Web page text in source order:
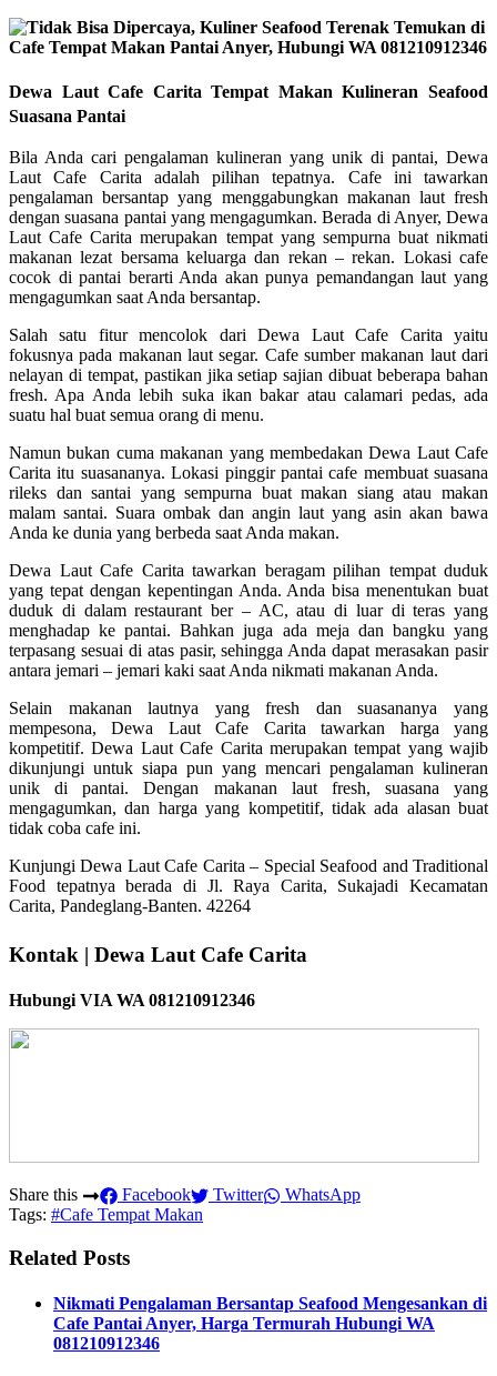
Dewa Laut Cafe Carita Tempat Makan Kulineran Seafood
Suasana Pantai
Bila Anda cari pengalaman kulineran yang unik di pantai, Dewa
Laut Cafe Carita adalah pilihan tepatnya. Cafe ini tawarkan
pengalaman bersantap yang menggabungkan makanan laut fresh
dengan suasana pantai yang mengagumkan. Berada di Anyer, Dewa
Laut Cafe Carita merupakan tempat yang sempurna buat nikmati
makanan lezat bersama keluarga dan rekan – rekan. Lokasi cafe
cocok di pantai berarti Anda akan punya pemandangan laut yang
mengagumkan saat Anda bersantap.
Salah satu fitur mencolok dari Dewa Laut Cafe Carita yaitu
fokusnya pada makanan laut segar. Cafe sumber makanan laut dari
nelayan di tempat, pastikan jika setiap sajian dibuat beberapa bahan
fresh. Apa Anda lebih suka ikan bakar atau calamari pedas, ada
suatu hal buat semua orang di menu.
Namun bukan cuma makanan yang membedakan Dewa Laut Cafe
Carita itu suasananya. Lokasi pinggir pantai cafe membuat suasana
rileks dan santai yang sempurna buat makan siang atau makan
malam santai. Suara ombak dan angin laut yang asin akan bawa
Anda ke dunia yang berbeda saat Anda makan.
Dewa Laut Cafe Carita tawarkan beragam pilihan tempat duduk
yang tepat dengan kepentingan Anda. Anda bisa menentukan buat
duduk di dalam restaurant ber – AC, atau di luar di teras yang
menghadap ke pantai. Bahkan juga ada meja dan bangku yang
terpasang sesuai di atas pasir, sehingga Anda dapat merasakan pasir
antara jemari – jemari kaki saat Anda nikmati makanan Anda.
Selain makanan lautnya yang fresh dan suasananya yang
mempesona, Dewa Laut Cafe Carita tawarkan harga yang
kompetitif. Dewa Laut Cafe Carita merupakan tempat yang wajib
dikunjungi untuk siapa pun yang mencari pengalaman kulineran
unik di pantai. Dengan makanan laut fresh, suasana yang
mengagumkan, dan harga yang kompetitif, tidak ada alasan buat
tidak coba cafe ini.
Kunjungi Dewa Laut Cafe Carita – Special Seafood and Traditional
Food tepatnya berada di Jl. Raya Carita, Sukajadi Kecamatan
Carita, Pandeglang-Banten. 42264
Kontak | Dewa Laut Cafe Carita
Hubungi VIA WA 081210912346
Share this Facebook Twitter
WhatsApp
Tags: #Cafe Tempat Makan
Related Posts
Nikmati Pengalaman Bersantap Seafood Mengesankan di
Cafe Pantai Anyer, Harga Termurah Hubungi WA
081210912346